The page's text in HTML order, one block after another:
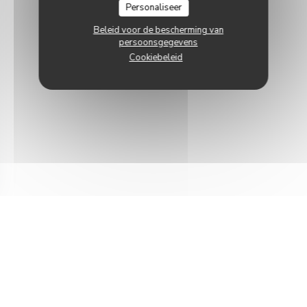
Personaliseer
Beleid voor de bescherming van
persoonsgegevens
Cookiebeleid